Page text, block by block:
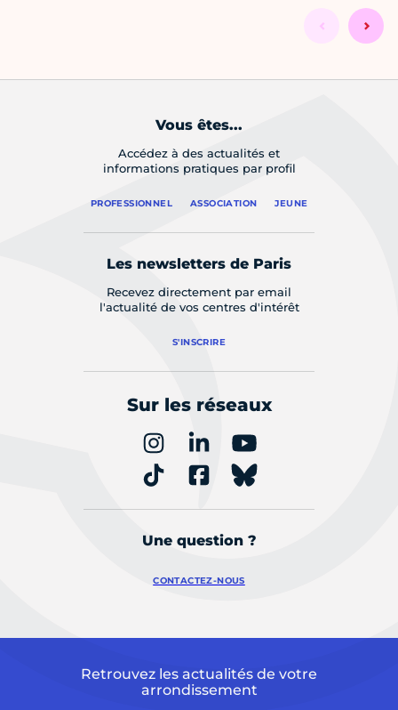
Vous êtes...
Accédez à des actualités et
informations pratiques par profil
PROFESSIONNEL ASSOCIATION JEUNE
Les newsletters de Paris
Recevez directement par email
l'actualité de vos centres d'intérêt
S'INSCRIRE
Sur les réseaux
Une question ?
CONTACTEZ-NOUS
Retrouvez les actualités de votre
arrondissement